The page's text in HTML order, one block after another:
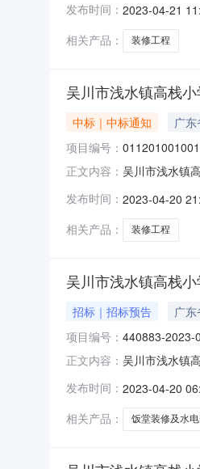
供应商（乙方
发布时间： 2023-04-21
相关产品：
装修工程
吴川市浅水镇高栈
中标｜中标通知 广
项目编号：
正文内容： 吴川市浅水镇
单位供应商报
发布时间： 2023-04-20
相关产品：
装修工程
吴川市浅水镇高栈
招标｜招标预告 广
项目编号： 440883-2023-
正文内容： 吴川市浅水镇
1919:32:40发
发布时间： 2023-04-20
相关产品：
饭堂装修及水